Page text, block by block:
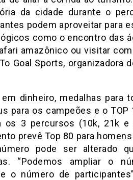
da cidade durante o
podem aproveitar para
como o encontro das
amazônico ou visitar
Goal Sports, organizadora
dinheiro, medalhas para
para os campeões e o TOP
os 3 percursos (10k, 21k e
prevê Top 80 para
pode ser alterado
“Podemos ampliar o
o número de